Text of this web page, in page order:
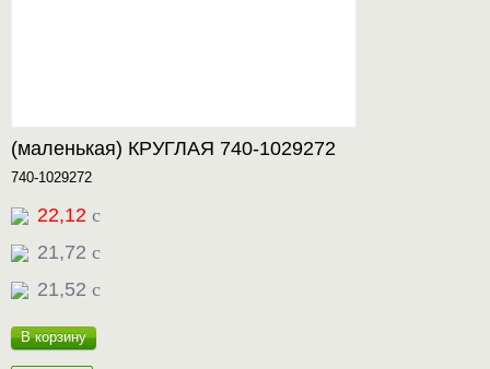
(маленькая) КРУГЛАЯ 740-1029272
740-1029272
22,12 c
21,72 c
21,52 c
В корзину